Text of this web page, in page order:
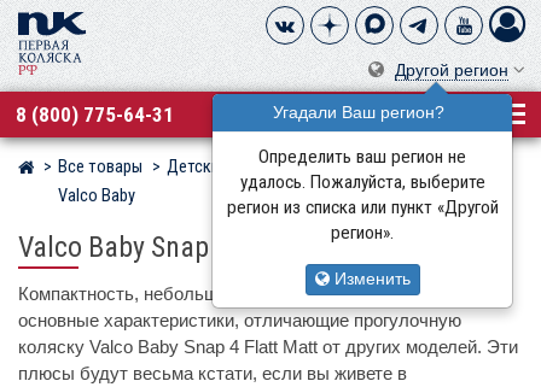
Другой регион
Угадали Ваш регион?
Определить ваш регион не
удалось. Пожалуйста, выберите
регион из списка или пункт «Другой
регион».
Изменить
8 (800) 775-64-31
Магазин детских колясок
Все товары Детские коляски
Прогулочные коляски
Valco Baby
Valco Baby Snap 4 Flatt Matt
Компактность, небольшой вес и простота складывания –
основные характеристики, отличающие прогулочную
коляску Valco Baby Snap 4 Flatt Matt от других моделей. Эти
плюсы будут весьма кстати, если вы живете в